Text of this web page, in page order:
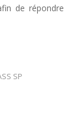
de répondre
SP